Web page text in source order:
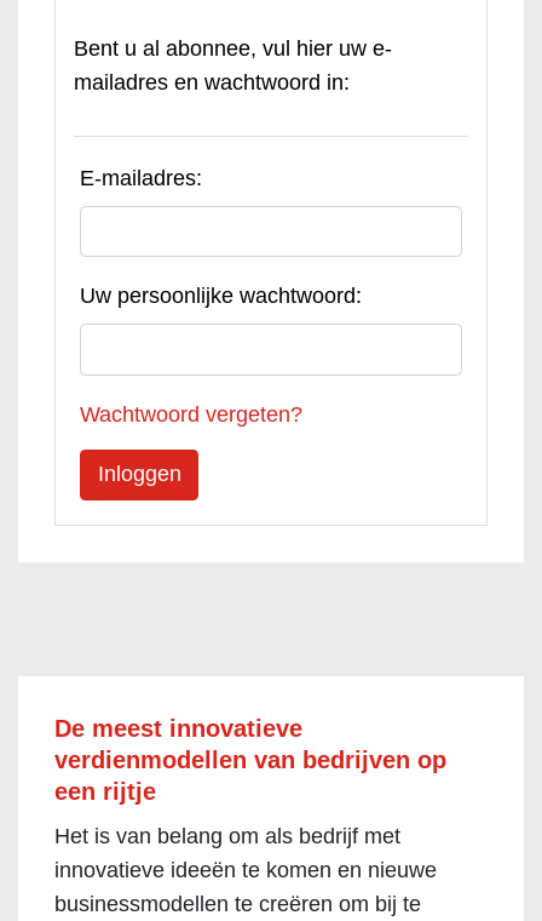
Bent u al abonnee, vul hier uw e-
mailadres en wachtwoord in:
E-mailadres:
Uw persoonlijke wachtwoord:
Wachtwoord vergeten?
De meest innovatieve
verdienmodellen van bedrijven op
een rijtje
Het is van belang om als bedrijf met
innovatieve ideeën te komen en nieuwe
businessmodellen te creëren om bij te